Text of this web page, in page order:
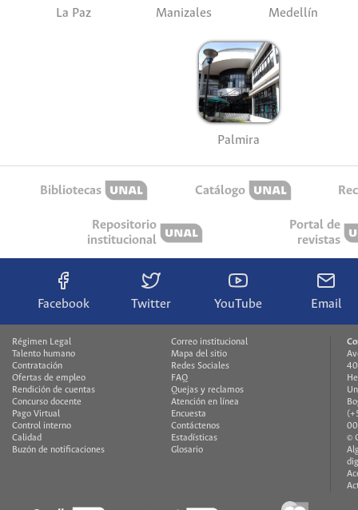
La Paz Manizales Medellín
Palmira
Bibliotecas Catálogo
Repositorio
institucional
Portal de
revistas
Facebook Twitter YouTube Email
Régimen Legal
Talento humano
Contratación
Ofertas de empleo
Rendición de cuentas
Concurso docente
Pago Virtual
Control interno
Calidad
Buzón de notificaciones
Correo institucional
Mapa del sitio
Redes Sociales
FAQ
Quejas y reclamos
Atención en línea
Encuesta
Contáctenos
Estadísticas
Glosario
©